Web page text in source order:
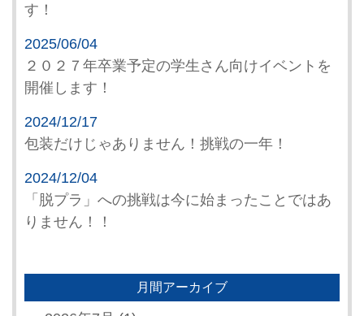
す！
2025/06/04
２０２７年卒業予定の学生さん向けイベントを
開催します！
2024/12/17
包装だけじゃありません！挑戦の一年！
2024/12/04
「脱プラ」への挑戦は今に始まったことではあ
りません！！
月間アーカイブ